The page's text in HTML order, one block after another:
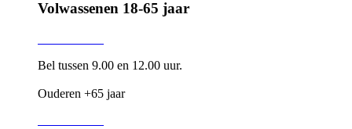
Volwassenen 18-65 jaar
Bel tussen 9.00 en 12.00 uur.
Ouderen +65 jaar